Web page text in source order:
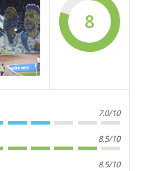
8
7.0/10
8.5/10
8.5/10